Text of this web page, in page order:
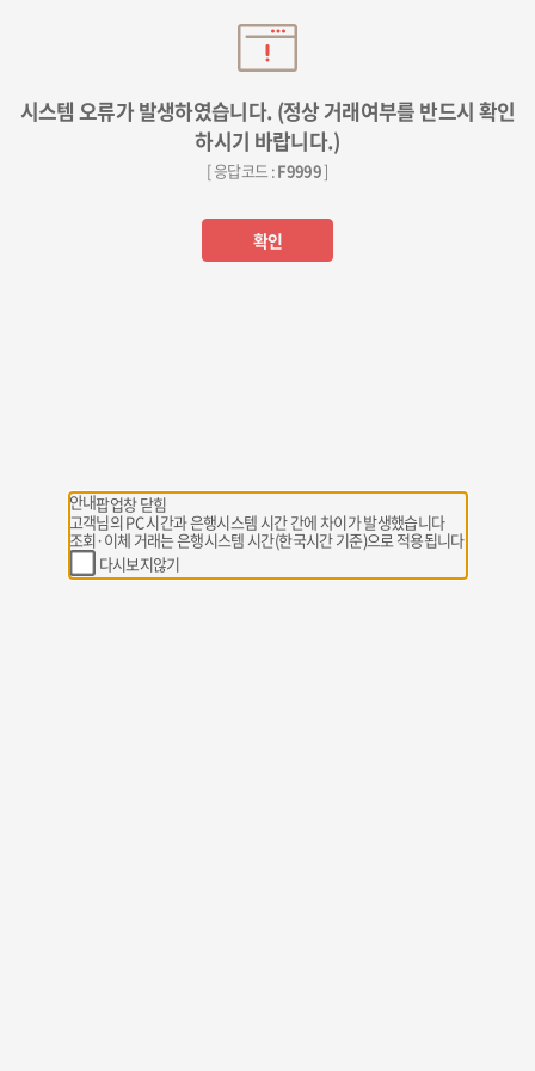
안내팝업창 닫힘
고객님의 PC 시간과 은행시스템 시간 간에 차이가 발생했습니다
조회·이체 거래는 은행시스템 시간(한국시간 기준)으로 적용됩니다
다시보지않기
시스템 오류가 발생하였습니다. (정상 거래여부를 반드시 확인
하시기 바랍니다.)
[ 응답코드 :F9999]
확인